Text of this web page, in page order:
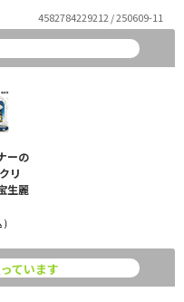
4582784229212 / 250609-11
ーの
リ
生麗
ています